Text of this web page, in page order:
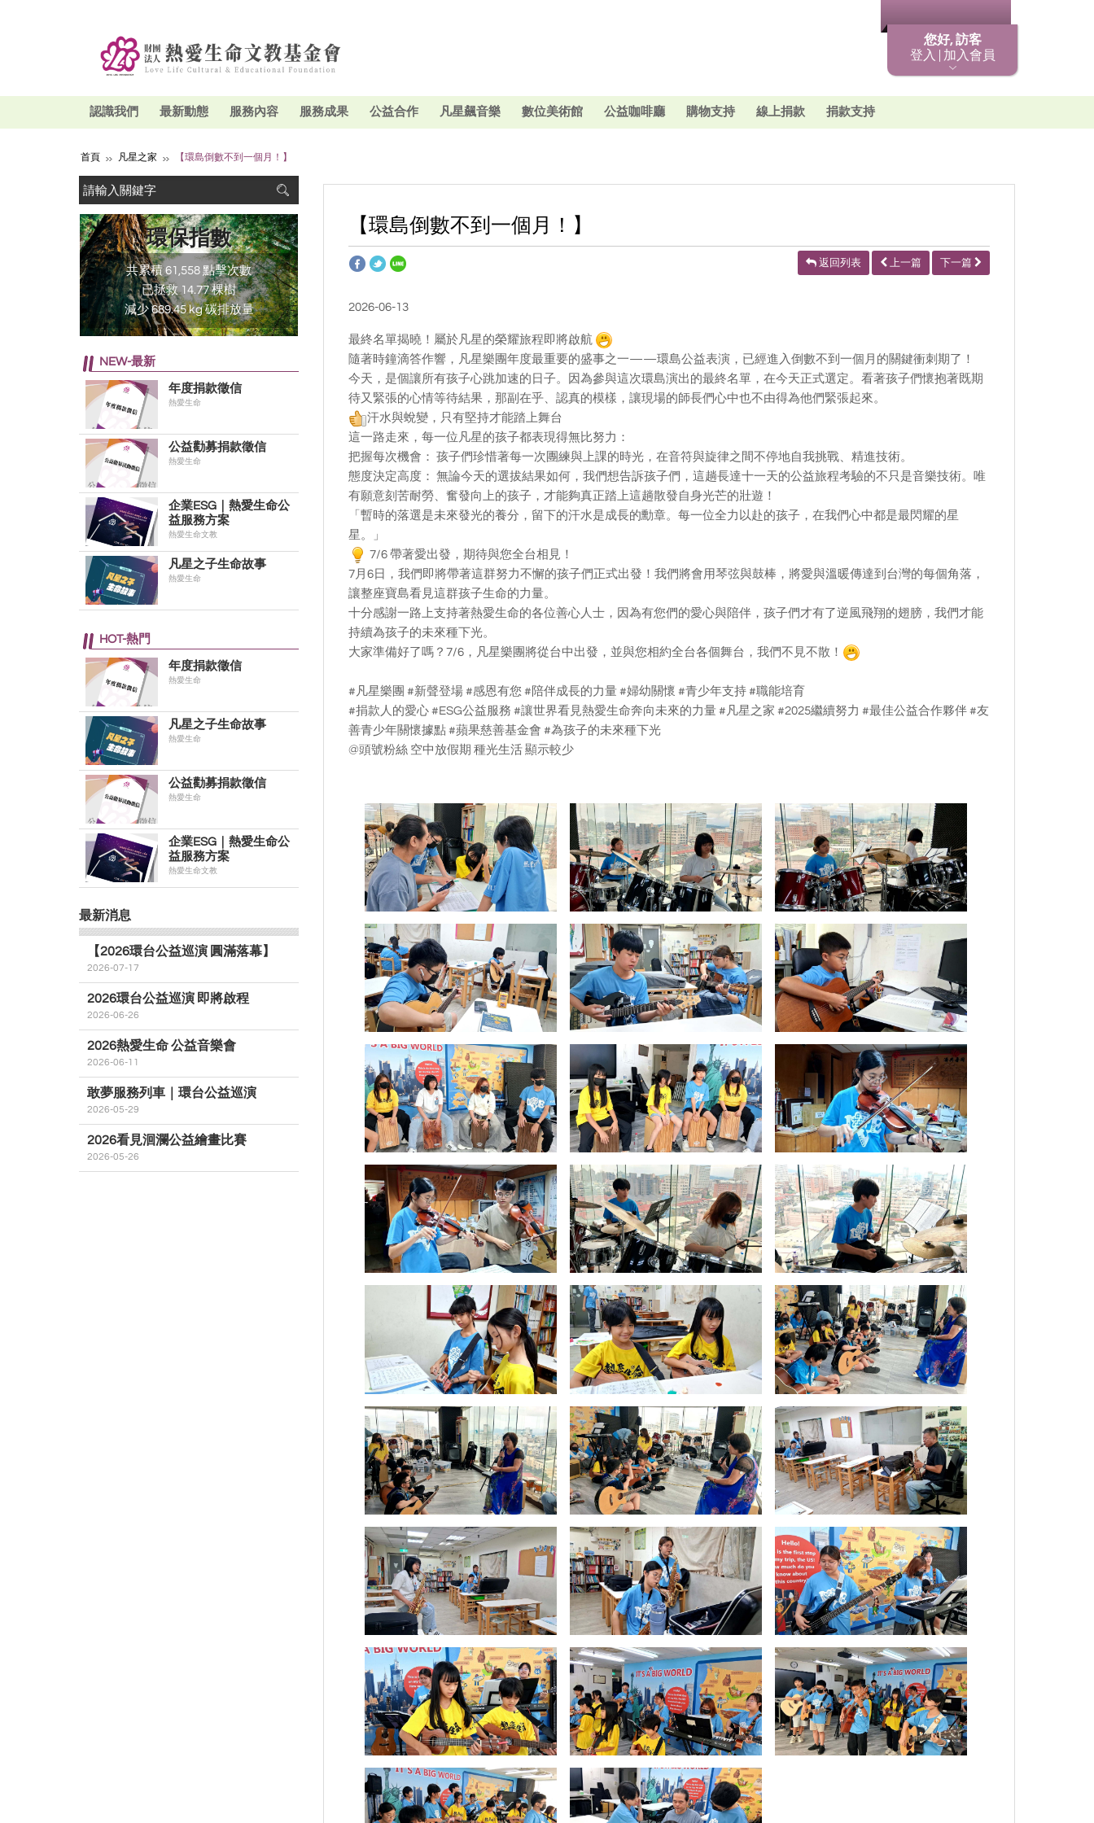
您好, 訪客
登入 | 加入會員
認識我們 最新動態 服務內容 服務成果 公益合作 凡星飆音樂 數位美術館 公益咖啡廳 購物支持 線上捐款 捐款支持
首頁 凡星之家 【環島倒數不到一個月！】
【環島倒數不到一個月！】
返回列表 上一篇 下一篇
2026-06-13
最終名單揭曉！屬於凡星的榮耀旅程即將啟航
隨著時鐘滴答作響，凡星樂團年度最重要的盛事之一——環島公益表演，已經進入倒數不到一個月的關鍵衝刺期了！
今天，是個讓所有孩子心跳加速的日子。因為參與這次環島演出的最終名單，在今天正式選定。看著孩子們懷抱著既期
待又緊張的心情等待結果，那副在乎、認真的模樣，讓現場的師長們心中也不由得為他們緊張起來。
汗水與蛻變，只有堅持才能踏上舞台
這一路走來，每一位凡星的孩子都表現得無比努力：
把握每次機會： 孩子們珍惜著每一次團練與上課的時光，在音符與旋律之間不停地自我挑戰、精進技術。
態度決定高度： 無論今天的選拔結果如何，我們想告訴孩子們，這趟長達十一天的公益旅程考驗的不只是音樂技術。唯
有願意刻苦耐勞、奮發向上的孩子，才能夠真正踏上這趟散發自身光芒的壯遊！
「暫時的落選是未來發光的養分，留下的汗水是成長的勳章。每一位全力以赴的孩子，在我們心中都是最閃耀的星
星。」
7/6 帶著愛出發，期待與您全台相見！
7月6日，我們即將帶著這群努力不懈的孩子們正式出發！我們將會用琴弦與鼓棒，將愛與溫暖傳達到台灣的每個角落，
讓整座寶島看見這群孩子生命的力量。
十分感謝一路上支持著熱愛生命的各位善心人士，因為有您們的愛心與陪伴，孩子們才有了逆風飛翔的翅膀，我們才能
持續為孩子的未來種下光。
大家準備好了嗎？7/6，凡星樂團將從台中出發，並與您相約全台各個舞台，我們不見不散！
#凡星樂團 #新聲登場 #感恩有您 #陪伴成長的力量 #婦幼關懷 #青少年支持 #職能培育
#捐款人的愛心 #ESG公益服務 #讓世界看見熱愛生命奔向未來的力量 #凡星之家 #2025繼續努力 #最佳公益合作夥伴 #友
善青少年關懷據點 #蘋果慈善基金會 #為孩子的未來種下光
@頭號粉絲 空中放假期 種光生活 顯示較少
環保指數
共累積 61,558 點擊次數
已拯救 14.77 棵樹
減少 689.45 kg 碳排放量
NEW-最新
年度捐款徵信
熱愛生命
公益勸募捐款徵信
熱愛生命
企業ESG｜熱愛生命公
益服務方案
熱愛生命文教
凡星之子生命故事
熱愛生命
HOT-熱門
年度捐款徵信
熱愛生命
凡星之子生命故事
熱愛生命
公益勸募捐款徵信
熱愛生命
企業ESG｜熱愛生命公
益服務方案
熱愛生命文教
最新消息
【2026環台公益巡演 圓滿落幕】
2026-07-17
2026環台公益巡演 即將啟程
2026-06-26
2026熱愛生命 公益音樂會
2026-06-11
敢夢服務列車｜環台公益巡演
2026-05-29
2026看見洄瀾公益繪畫比賽
2026-05-26